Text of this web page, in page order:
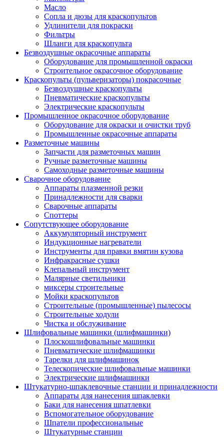
Масло
Сопла и дюзы для краскопультов
Удлинители для покраски
Фильтры
Шланги для краскопульта
Безвоздушные окрасочные аппараты
Оборудование для промышленной окраски
Строительное окрасочное оборудование
Краскопульты (пульверизаторы) покрасочные
Безвоздушные краскопульты
Пневматические краскопульты
Электрические краскопульты
Промышленное окрасочное оборудование
Оборудование для окраски и очистки труб
Промышленные окрасочные аппараты
Разметочные машины
Запчасти для разметочных машин
Ручные разметочные машины
Самоходные разметочные машины
Сварочное оборудование
Аппараты плазменной резки
Принадлежности для сварки
Сварочные аппараты
Споттеры
Сопутствующее оборудование
Аккумуляторный инструмент
Индукционные нагреватели
Инструменты для правки вмятин кузова
Инфракрасные сушки
Клепальный инструмент
Малярные светильники
миксеры строительные
Мойки краскопультов
Строительные (промышленные) пылесосы
Строительные ходули
Чистка и обслуживание
Шлифовальные машинки (шлифмашинки)
Плоскошлифовальные машинки
Пневматические шлифмашинки
Тарелки для шлифмашинок
Телескопические шлифовальные машинки
Электрические шлифмашинки
Штукатурно-шпаклевочные станции и принадлежности
Аппараты для нанесения шпаклевки
Баки для нанесения шпатлевки
Вспомогательное оборудование
Шпатели профессиональные
Штукатурные станции